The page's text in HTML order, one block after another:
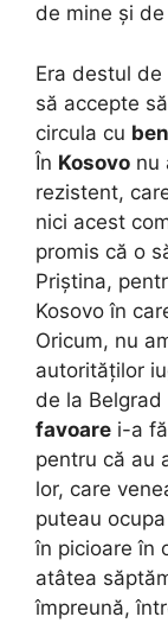
de mine și
Era destul
să accepte
circula cu
În Kosovo nu
rezistent,
nici acest
promis că o
Priștina,
Kosovo în
Oricum, nu
autorităților
de la
favoare i-a
pentru că au
lor, care
puteau
în picioare în
atâtea
împreună,